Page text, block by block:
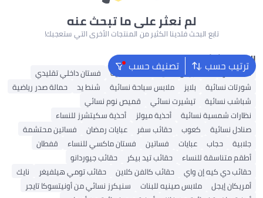
لم نعثر على ما تبحث عنه
تابع البحث فلدينا الكثير من المنتجات الأخرى التي ستعجبك!
ترتيب حسب تصنيف حسب البحث الشائع
شنط ألدو شنط جيس نسائية شنط نسائية
فستان داخلي تقليدي
شورتات نسائية
بلايز ملابس سباحة نسائية شنط يد
حمالة صدر رياضية
شباشب نسائية
تيشيرت نسائي
قميص نوم نسائي
نظارات شمسية نسائية
أحذية ميولز
أحذية سكيتشرز للنساء
صنادل نسائية
كعوب حقائب سفر عبايات رمضان
فساتين محتشمة
جلابية
حجاب عبايات فساتين فستان ماكسي للنساء
قفطان
أطقم متناسقة للنساء
حقائب تيد بيكر
حقائب جيوردانو
حقائب دي كيه إن واي
حقائب كالفن كلاين حقائب تومي هيلفيغر
نايك
أمريكان إيجل
ملابس صينيه للبنات
سنيكرز نسائي من أونيتسوكا تايجر